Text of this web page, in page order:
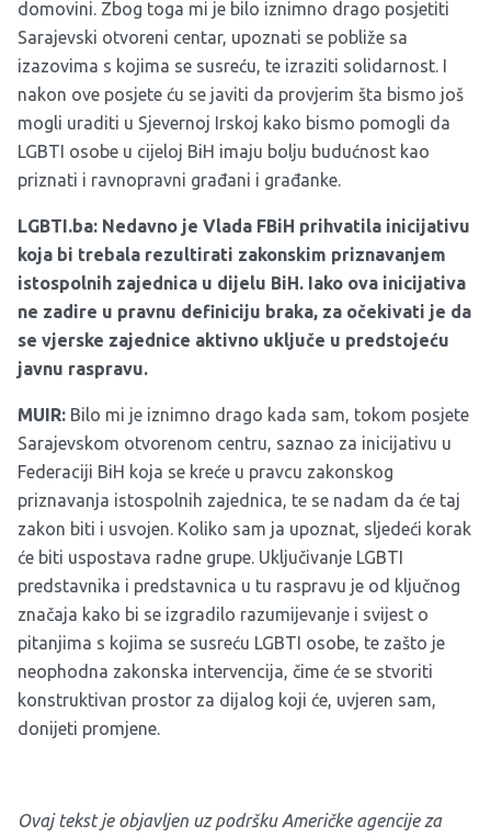
domovini. Zbog toga mi je bilo iznimno drago posjetiti
Sarajevski otvoreni centar, upoznati se pobliže sa
izazovima s kojima se susreću, te izraziti solidarnost. I
nakon ove posjete ću se javiti da provjerim šta bismo još
mogli uraditi u Sjevernoj Irskoj kako bismo pomogli da
LGBTI osobe u cijeloj BiH imaju bolju budućnost kao
priznati i ravnopravni građani i građanke.
LGBTI.ba: Nedavno je Vlada FBiH prihvatila inicijativu
koja bi trebala rezultirati zakonskim priznavanjem
istospolnih zajednica u dijelu BiH. Iako ova inicijativa
ne zadire u pravnu definiciju braka, za očekivati je da
se vjerske zajednice aktivno uključe u predstojeću
javnu raspravu.
MUIR: Bilo mi je iznimno drago kada sam, tokom posjete
Sarajevskom otvorenom centru, saznao za inicijativu u
Federaciji BiH koja se kreće u pravcu zakonskog
priznavanja istospolnih zajednica, te se nadam da će taj
zakon biti i usvojen. Koliko sam ja upoznat, sljedeći korak
će biti uspostava radne grupe. Uključivanje LGBTI
predstavnika i predstavnica u tu raspravu je od ključnog
značaja kako bi se izgradilo razumijevanje i svijest o
pitanjima s kojima se susreću LGBTI osobe, te zašto je
neophodna zakonska intervencija, čime će se stvoriti
konstruktivan prostor za dijalog koji će, uvjeren sam,
donijeti promjene.
Ovaj tekst je objavljen uz podršku Američke agencije za